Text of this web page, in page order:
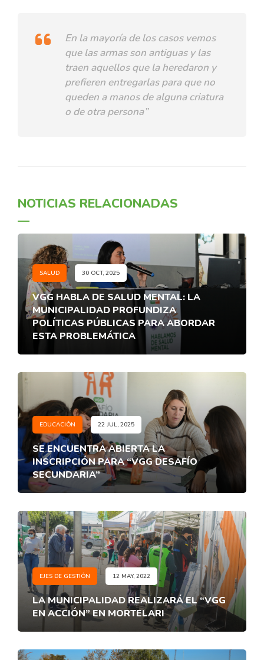
En la mayoría de los casos vemos
que las armas son antiguas y las
traen aquellos que la heredaron y
prefieren entregarlas para que no
queden a manos de alguna criatura
o de otra persona”
NOTICIAS RELACIONADAS
SALUD 30 OCT, 2025
VGG HABLA DE SALUD MENTAL: LA
MUNICIPALIDAD PROFUNDIZA
POLÍTICAS PÚBLICAS PARA ABORDAR
ESTA PROBLEMÁTICA
EDUCACIÓN 22 JUL, 2025
SE ENCUENTRA ABIERTA LA
INSCRIPCIÓN PARA “VGG DESAFÍO
SECUNDARIA”
EJES DE GESTIÓN 12 MAY, 2022
LA MUNICIPALIDAD REALIZARÁ EL “VGG
EN ACCIÓN” EN MORTELARI